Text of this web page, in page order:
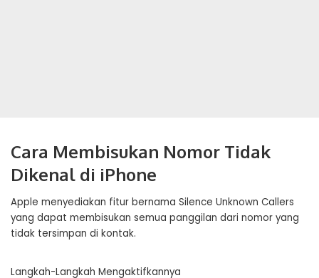
Cara Membisukan Nomor Tidak
Dikenal di iPhone
Apple menyediakan fitur bernama Silence Unknown Callers
yang dapat membisukan semua panggilan dari nomor yang
tidak tersimpan di kontak.
Langkah-Langkah Mengaktifkannya